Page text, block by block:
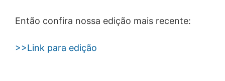
Então confira nossa edição mais recente:
>>Link para edição